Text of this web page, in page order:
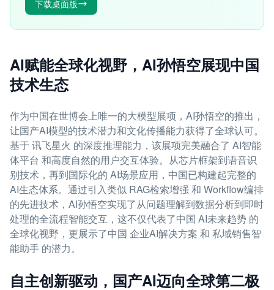
下载桌面版
AI赋能全球化视野，AI孙悟空展现中国
技术生态
作为中国在世博会上唯一的大模型展项，AI孙悟空的推出，
让国产AI模型的技术潜力和文化传播能力获得了全球认可。
基于 讯飞星火 的深度推理能力，该展项完美融合了 AI智能
体平台 和高度自然的用户交互体验。从芯片框架到语音识
别技术，再到国际化的 AI场景应用，中国已构建起完整的
AI生态体系。通过引入类似 RAG检索增强 和 Workflow编排
的先进技术，AI孙悟空实现了从问题理解到数据分析到即时
处理的全流程智能交互，这不仅代表了中国 AI未来趋势 的
全球化视野，更展示了中国 企业AI解决方案 和 私域销售智
能助手 的潜力。
自主创新驱动，国产AI迈向全球第二极